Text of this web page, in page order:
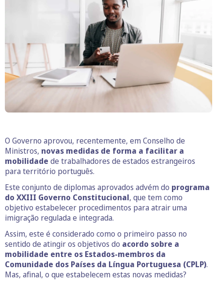
O Governo aprovou, recentemente, em Conselho de
Ministros, novas medidas de forma a facilitar a
mobilidade de trabalhadores de estados estrangeiros
para território português.
Este conjunto de diplomas aprovados advém do programa
do XXIII Governo Constitucional, que tem como
objetivo estabelecer procedimentos para atrair uma
imigração regulada e integrada.
Assim, este é considerado como o primeiro passo no
sentido de atingir os objetivos do acordo sobre a
mobilidade entre os Estados-membros da
Comunidade dos Países da Língua Portuguesa (CPLP).
Mas, afinal, o que estabelecem estas novas medidas?